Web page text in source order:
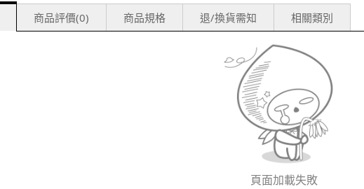
商品評價(0) 商品規格 退/換貨需知 相關類別
頁面加載失敗